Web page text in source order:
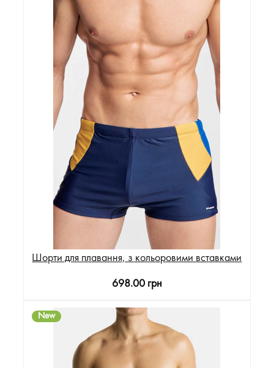
Шорти для плавання, з кольоровими вставками
698.00 грн
New